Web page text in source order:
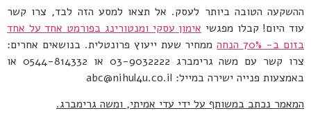
ההשקעה הטובה ביותר לעסק. אל תצאו למסע הזה לבד, צרו קשר
עוד היום! קבלו מפגשי אימון עסקי ומנטורינג בפורמט אחד על אחד
בזום ב- 70% הנחה
ממחיר שעת ייעוץ פרונטלית. בנושאים אחרים:
צרו קשר עם משה גרימברג 03-9032222 או 0544-814332 או
באמצעות פנייה ישירה במייל: abc@nihul4u.co.il
המאמר נכתב במשותף על ידי עדי אמיתי, ומשה גרימברג.